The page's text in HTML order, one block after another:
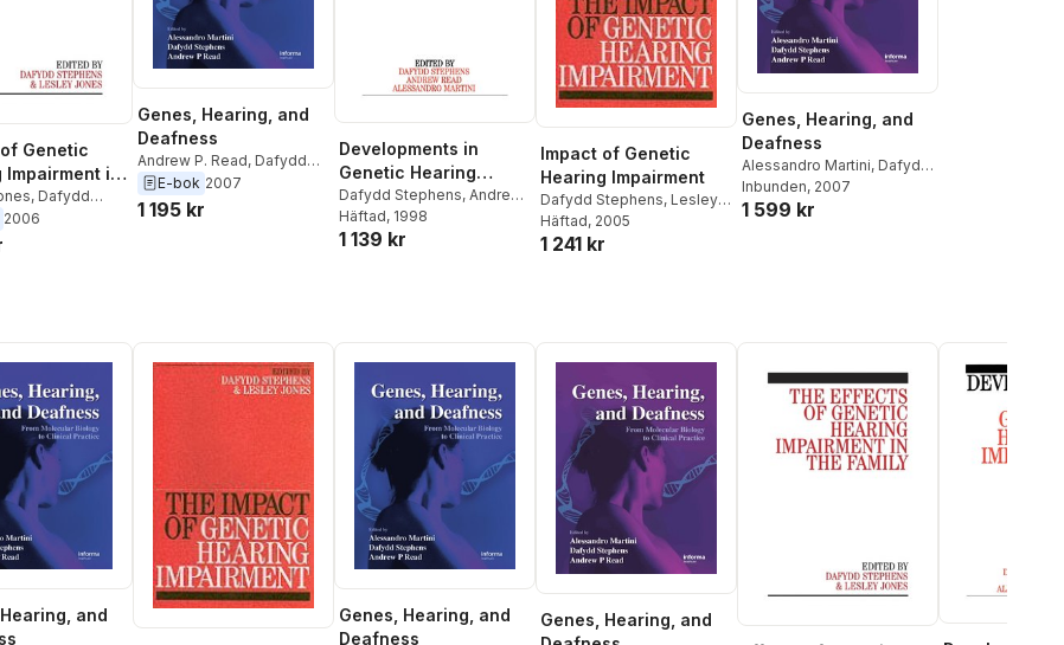
Genetic
Impairment in
, Dafydd
2006
Genes, Hearing, and
Deafness
Andrew P. Read, Dafydd
Stephens ,Alessandro
Martini
E-bok 2007
1 195 kr
Developments in
Genetic Hearing
Impairment
Dafydd Stephens, Andrew
P. Read ,Alessandro Martini
Häftad, 1998
1 139 kr
Impact of Genetic
Hearing Impairment
Dafydd Stephens, Lesley
Jones
Häftad, 2005
1 241 kr
Genes, Hearing, and
Deafness
Alessandro Martini, Dafydd
Stephens,Andrew P. Read
Inbunden, 2007
1 599 kr
and
Genes, Hearing, and
Deafness
Genes, Hearing, and